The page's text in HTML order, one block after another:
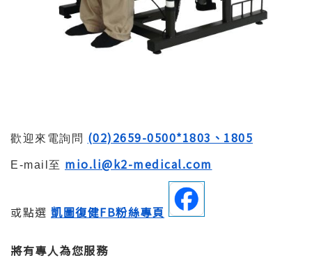
歡迎來電詢問 (02)2659-0500*1803、1805
E-mail至 mio.li@k2-medical.com
或點選 凱圖復健FB粉絲專頁
將有專人為您服務